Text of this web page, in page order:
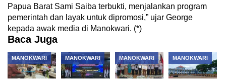
Papua Barat Sami Saiba terbukti, menjalankan program
pemerintah dan layak untuk dipromosi,” ujar George
kepada awak media di Manokwari. (*)
Baca Juga
MANOKWARI MANOKWARI MANOKWARI MANOKWARI